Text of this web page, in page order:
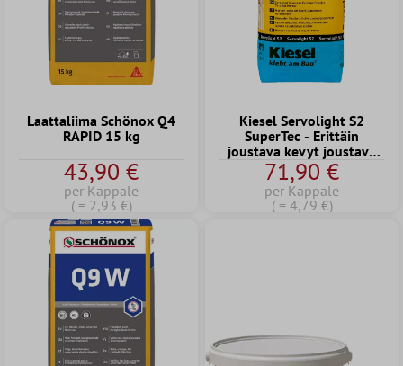
Laattaliima Schönox Q4
RAPID 15 kg
43,90 €
per Kappale
( = 2,93 €)
Kiesel Servolight S2
SuperTec - Erittäin
joustava kevyt joustava
laattaliima (15KG)
71,90 €
per Kappale
( = 4,79 €)